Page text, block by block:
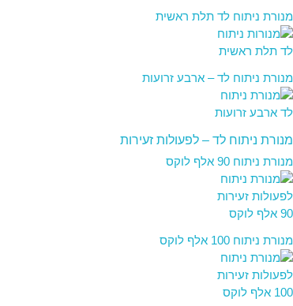
הָאֲתָר
לְעִוְורִים
הַמִּשְׁתַּמְּשִׁים
בְּתוֹכְנַת
קוֹרֵא־מָסָךְ;
לְחַץ
Control-
לִפְתִיחַת
תַּפְרִיט
נְגִישׁוּת.
מנורת ניתוח לד תלת ראשית
מנורת ניתוח לד – ארבע זרועות
מנורת ניתוח לד – לפעולות זעירות
מנורת ניתוח 90 אלף לוקס
מנורת ניתוח 100 אלף לוקס